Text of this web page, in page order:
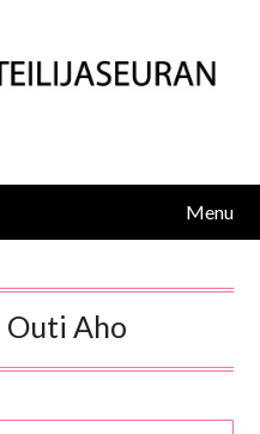
Menu
Outi Aho